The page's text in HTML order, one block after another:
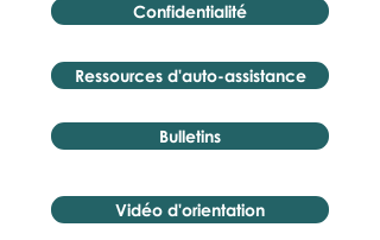
Confidentialité
Ressources d'auto-assistance
Bulletins
Vidéo d'orientation